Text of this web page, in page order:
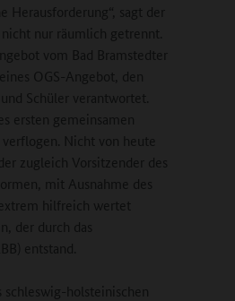
sagt der
nur räumlich getrennt.
vom Bad Bramstedter
OGS-Angebot, den
Schüler verantwortet.
ersten gemeinsamen
Nicht von heute
zugleich Vorsitzender des
mit Ausnahme des
hilfreich wertet
der durch das
entstand.
holsteinischen